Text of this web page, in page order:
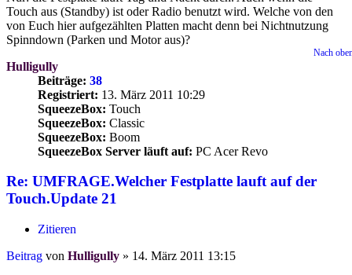
Touch aus (Standby) ist oder Radio benutzt wird. Welche von den
von Euch hier aufgezählten Platten macht denn bei Nichtnutzung
Spinndown (Parken und Motor aus)?
Nach
Hulligully
Beiträge: 38
Registriert: 13. März 2011 10:29
SqueezeBox: Touch
SqueezeBox: Classic
SqueezeBox: Boom
SqueezeBox Server läuft auf: PC Acer Revo
Re: UMFRAGE.Welcher Festplatte lauft auf der
Touch.Update 21
Zitieren
Beitrag von Hulligully » 14. März 2011 13:15